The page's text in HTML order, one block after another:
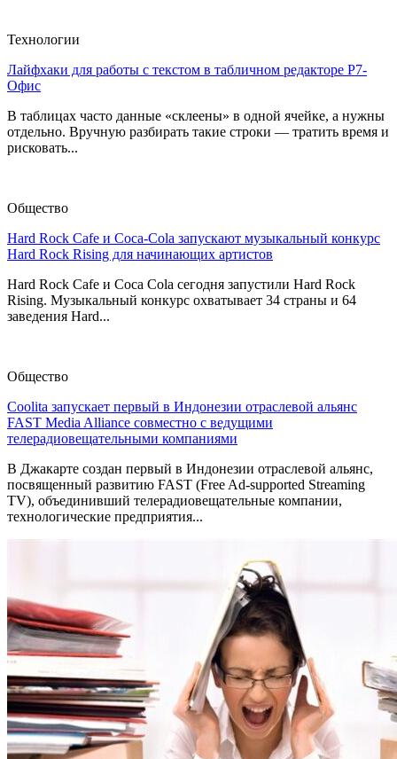
Технологии
Лайфхаки для работы с текстом в табличном редакторе Р7-
Офис
В таблицах часто данные «склеены» в одной ячейке, а нужны
отдельно. Вручную разбирать такие строки — тратить время и
рисковать...
Общество
Hard Rock Cafe и Coca-Cola запускают музыкальный конкурс
Hard Rock Rising для начинающих артистов
Hard Rock Cafe и Coca Cola сегодня запустили Hard Rock
Rising. Музыкальный конкурс охватывает 34 страны и 64
заведения Hard...
Общество
Coolita запускает первый в Индонезии отраслевой альянс
FAST Media Alliance совместно с ведущими
телерадиовещательными компаниями
В Джакарте создан первый в Индонезии отраслевой альянс,
посвященный развитию FAST (Free Ad-supported Streaming
TV), объединивший телерадиовещательные компании,
технологические предприятия...